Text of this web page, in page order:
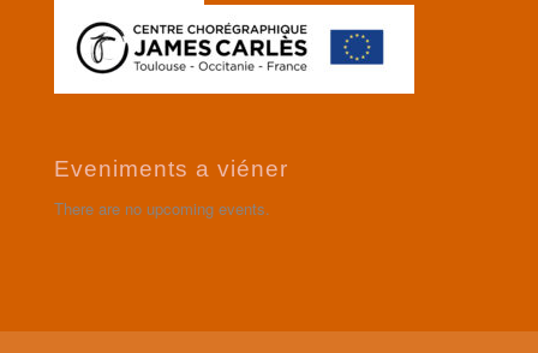
Eveniments a viéner
There are no upcoming events.